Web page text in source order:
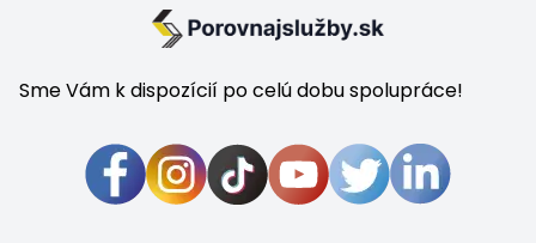
Sme Vám k dispozícií po celú dobu spolupráce!